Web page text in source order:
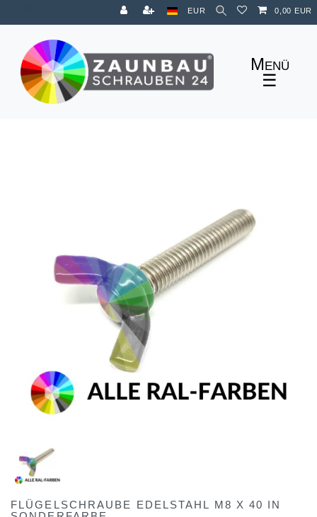
EUR 0,00 EUR
☰
FLÜGELSCHRAUBE EDELSTAHL M8 X 40 IN